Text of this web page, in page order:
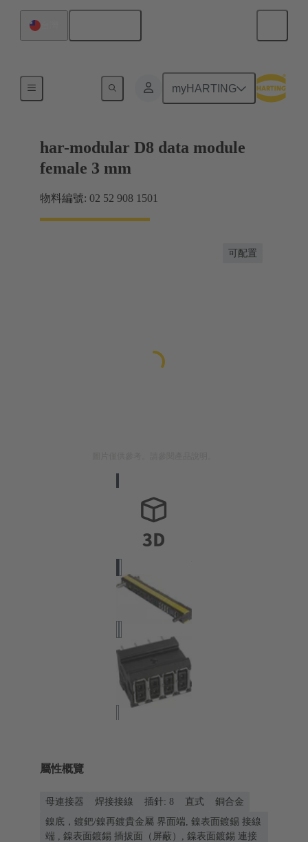
myHARTING
主機板到子插件板連接
har-modular D8 data module
female 3 mm
物料編號: 02 52 908 1501
可配置
屬性概覽
母連接器 焊接接線 插針: 8 直式
銅合金
鎳底，鍍鈀/鎳再鍍貴金屬 界面端, 鎳表面鍍錫 接線
端 , 鎳表面鍍錫 插拔面（屏蔽）, 鎳表面鍍錫 連接